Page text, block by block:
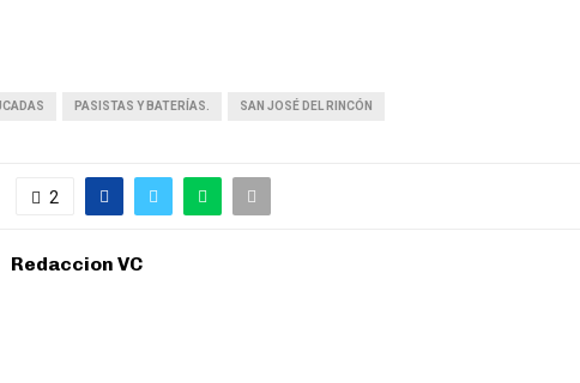
PASISTAS Y BATERÍAS. SAN JOSÉ DEL RINCÓN
2
Redaccion VC